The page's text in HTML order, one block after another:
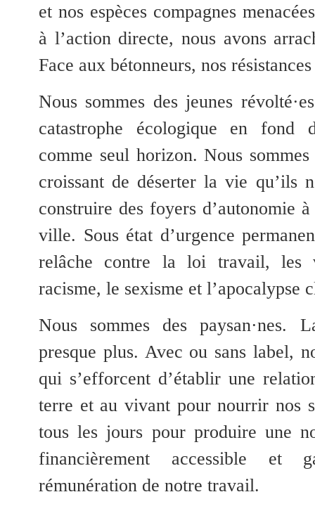
et nos espèces compagnes
à l’action directe, nous avons
Face aux bétonneurs, nos
Nous sommes des jeunes
catastrophe écologique en fond
comme seul horizon. Nous
croissant de déserter la vie qu’ils
construire des foyers d’autonomie
ville. Sous état d’urgence
relâche contre la loi travail, les
racisme, le sexisme et l’apocalypse
Nous sommes des paysan·nes.
presque plus. Avec ou sans label,
qui s’efforcent d’établir une
terre et au vivant pour nourrir nos
tous les jours pour produire une
financièrement accessible et
rémunération de notre travail.